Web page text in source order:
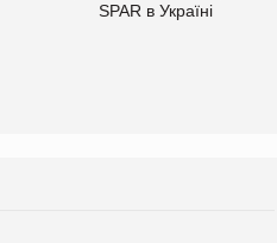
SPAR в Україні